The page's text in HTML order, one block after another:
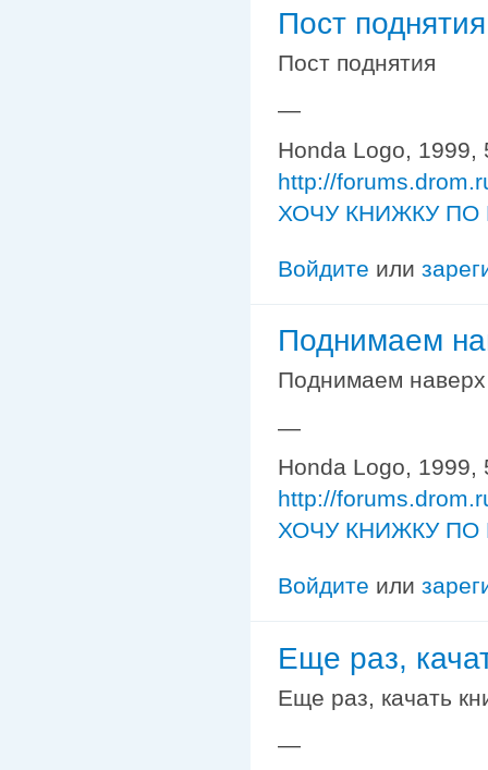
Пост поднятия
Пост поднятия
—
Honda Logo, 1999,
http://
ХОЧУ КНИЖКУ ПО
Войдите или
Поднимаем
Поднимаем наверх
—
Honda Logo, 1999,
http://
ХОЧУ КНИЖКУ ПО
Войдите или
Еще раз,
Еще раз, качать
—